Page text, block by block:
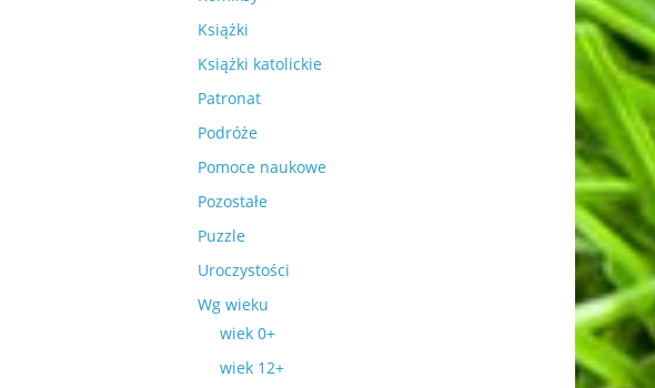
Książki
Książki katolickie
Patronat
Podróże
Pomoce naukowe
Pozostałe
Puzzle
Uroczystości
Wg wieku
wiek 0+
wiek 12+